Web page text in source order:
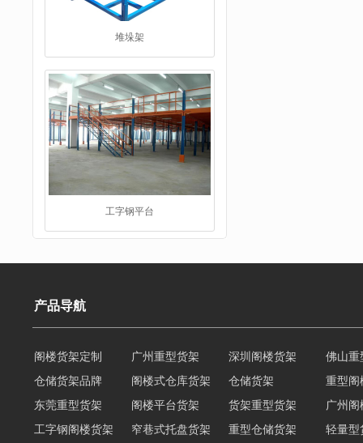
堆垛架
工字钢平台
仓储货架品牌
产品导航
阁楼货架定制 广州重型货架 深圳阁楼货架
佛山重
仓储货架品牌
阁楼式仓库货架 仓储货架
重型阁
东莞重型货架
阁楼平台货架 货架重型货架
广州
工字钢阁楼货架
窄巷式托盘货架 重型仓储货架 轻量型